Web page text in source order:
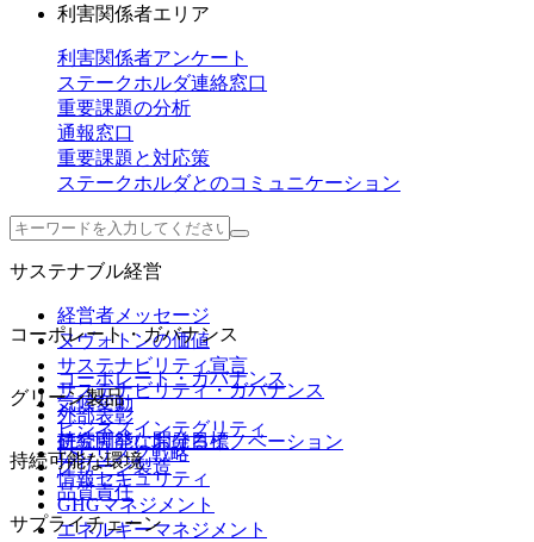
利害関係者エリア
利害関係者アンケート
ステークホルダ連絡窓口
重要課題の分析
通報窓口
重要課題と対応策
ステークホルダとのコミュニケーション
サステナブル経営
経営者メッセージ
ヌヴォトンの価値
サステナビリティ宣言
サステナビリティ・ガバナンス
外部表彰
持続可能な開発目標
コーポレート・ガバナンス
コーポレート・ガバナンス
気候変動
ビジネスインテグリティ
ESGリスク戦略
情報セキュリティ
グリーン製品
研究開発におけるイノベーション
グリーン製造
品質責任
持続可能な環境
GHGマネジメント
エネルギーマネジメント
サプライチェーン